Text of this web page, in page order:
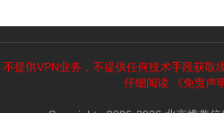
提供VPN业务，不提供任何技术手段获
仔细阅读
《免责声